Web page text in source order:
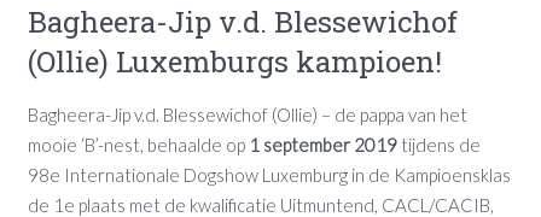
Bagheera-Jip v.d. Blessewichof
(Ollie) Luxemburgs kampioen!
Bagheera-Jip v.d. Blessewichof (Ollie) – de pappa van het
mooie ‘B’-nest, behaalde op 1 september 2019tijdens de
98e Internationale Dogshow Luxemburg in de Kampioensklas
de 1e plaats met de kwalificatie Uitmuntend, CACL/CACIB,